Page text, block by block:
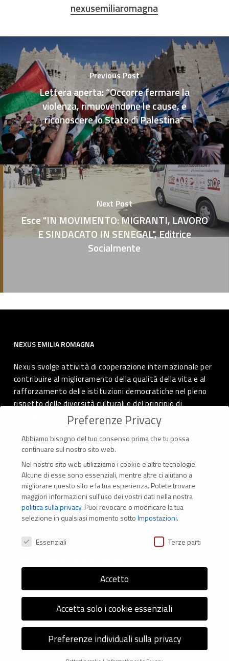
nexusemiliaromagna
Previous Post
Lettera aperta: “Occorre fermare la
violenza, rimuovendone le cause, e
riconoscere lo Stato di Palestina”
Next Post
Esce "IN MOVIMENTO: MIGRANTI, LAVORO
E SINDACATO IN SENEGAL", Editrice
Socialmente
NEXUS EMILIA ROMAGNA
Nexus svolge attività di cooperazione internazionale per
contribuire al miglioramento della qualità della vita e al
rafforzamento delle istituzioni democratiche nel pieno
rispetto delle diversità culturali e del principio di
autodeterminazione dei popoli.
CONTATTI
Via Marconi 69 – 40122 Bologna (Italia)
Tel. +39 051 294 775
© 2026 Nexus ER - Tutti i diritti riservati - Codice fiscale:
92036270376 -Informativa sui CookieePrivacy Policy
Credits: Next-Data
Preferenze Privacy
Abbiamo bisogno del tuo consenso prima che tu possa
continuare sul nostro sito web.
Nel nostro sito web utilizziamo i cookie e altre tecnologie.
Alcune di esse sono essenziali, mentre altre ci aiutano a
migliorare questo sito e la tua esperienza. Potete trovare
maggiori informazioni sull'uso dei vostri dati nella nostra
politica sulla privacy. Puoi revocare o modificare la tua
selezione in qualsiasi momento sottoImpostazioni.
Preferenze Privacy
Essenziali Terze parti
Accetto
Accetta solo i cookie essenziali
Preferenze individuali sulla privacy